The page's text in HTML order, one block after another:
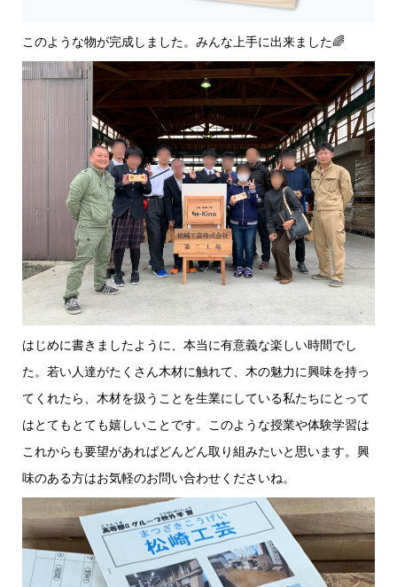
このような物が完成しました。みんな上手に出来ました🌈
はじめに書きましたように、本当に有意義な楽しい時間でし
た。若い人達がたくさん木材に触れて、木の魅力に興味を持っ
てくれたら、木材を扱うことを生業にしている私たちにとって
はとてもとても嬉しいことです。このような授業や体験学習は
これからも要望があればどんどん取り組みたいと思います。興
味のある方はお気軽のお問い合わせくださいね。